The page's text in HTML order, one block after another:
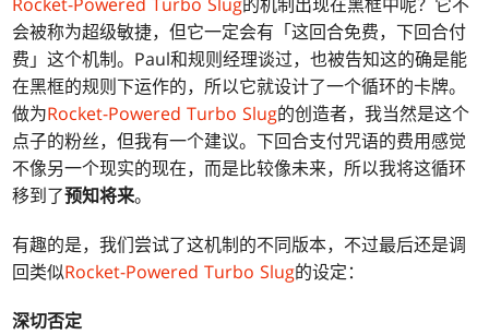
会被称为超级敏捷，但它一定会有「这回合免费，下回合付
费」这个机制。Paul和规则经理谈过，也被告知这的确是能
在黑框的规则下运作的，所以它就设计了一个循环的卡牌。
做为Rocket-Powered Turbo Slug的创造者，我当然是这个
点子的粉丝，但我有一个建议。下回合支付咒语的费用感觉
不像另一个现实的现在，而是比较像未来，所以我将这循环
移到了预知将来。
有趣的是，我们尝试了这机制的不同版本，不过最后还是调
回类似Rocket-Powered Turbo Slug的设定：
深切否定